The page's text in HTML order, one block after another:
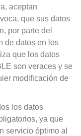
aceptan
que sus datos
por parte del
de datos en los
que los datos
son veraces y se
modificación de
los datos
ya que
servicio óptimo al